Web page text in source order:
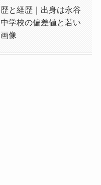
と経歴｜出身は永谷
学校の偏差値と若い
像